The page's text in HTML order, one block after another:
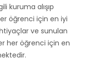
kuruma alışıp
öğrenci için en iyi
ve sunulan
her öğrenci için en